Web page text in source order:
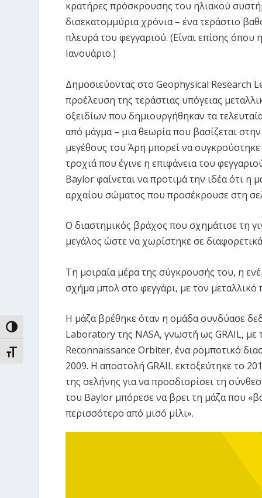
ΕΝΑΛΛΑΓΉ ΥΨΗΛΉΣ ΑΝΤΊΘΕΣΗΣ
ΕΝΑΛΛΑΓΉ ΜΕΓΈΘΟΥΣ ΓΡΑΜΜΆΤΩΝ
κρατήρες πρόσκρουσης του ηλιακού
δισεκατομμύρια χρόνια – ένα τεράστιο
πλευρά του φεγγαριού. (Είναι επίσης
Ιανουάριο.)
Δημοσιεύοντας στο Geophysical Research
προέλευση της τεράστιας υπόγειας
οξειδίων που δημιουργήθηκαν τα
από μάγμα – μια θεωρία που βασίζεται
μεγέθους του Άρη μπορεί να
τροχιά που έγινε η επιφάνεια του
Baylor φαίνεται να προτιμά την ιδέα ότι η
αρχαίου σώματος που προσέκρουσε στη
Ο διαστημικός βράχος που σχημάτισε τη
μεγάλος ώστε να χωρίστηκε σε
Τη μοιραία μέρα της σύγκρουσής του, η
σχήμα μπολ στο φεγγάρι, με τον
Η μάζα βρέθηκε όταν η ομάδα συνδύασε
Laboratory της NASA, γνωστή ως GRAIL,
Reconnaissance Orbiter, ένα ρομποτικό
2009. Η αποστολή GRAIL εκτοξεύτηκε το
της σελήνης για να προσδιορίσει τη
του Baylor μπόρεσε να βρει τη μάζα που
περισσότερο από μισό μίλι».